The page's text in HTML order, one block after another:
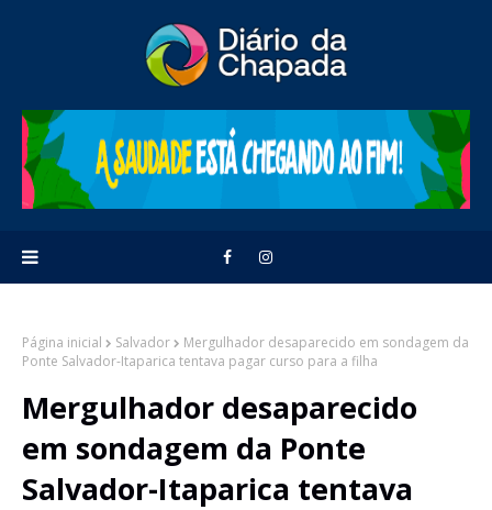
Página inicial Salvador
Mergulhador desaparecido em sondagem da
Ponte Salvador-Itaparica tentava pagar curso para a filha
Mergulhador desaparecido
em sondagem da Ponte
Salvador-Itaparica tentava